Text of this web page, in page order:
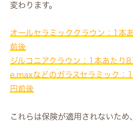
変わります。
オールセラミッククラウン：1本
前後
ジルコニアクラウン：1本あたり
e.maxなどのガラスセラミック：
円前後
これらは保険が適用されないため